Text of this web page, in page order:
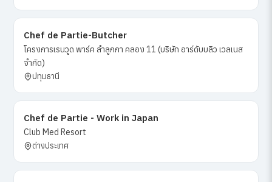
Chef de Partie-Butcher
โครงการเรนวูด พาร์ค ลำลูกกา คลอง 11 (บริษัท อาร์ดับบลิว เวลเนส
จำกัด)
ปทุมธานี
Chef de Partie - Work in Japan
Club Med Resort
ต่างประเทศ